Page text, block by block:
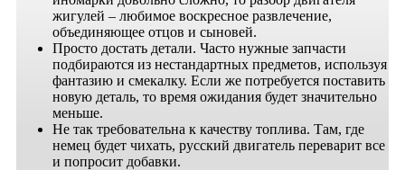
жигулей – любимое воскресное развлечение,
объединяющее отцов и сыновей.
Просто достать детали. Часто нужные запчасти
подбираются из нестандартных предметов, используя
фантазию и смекалку. Если же потребуется поставить
новую деталь, то время ожидания будет значительно
меньше.
Не так требовательна к качеству топлива. Там, где
немец будет чихать, русский двигатель переварит все
и попросит добавки.